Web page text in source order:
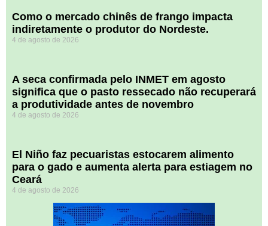
​Como o mercado chinês de frango impacta
indiretamente o produtor do Nordeste.
4 de agosto de 2026
A seca confirmada pelo INMET em agosto
significa que o pasto ressecado não recuperará
a produtividade antes de novembro
4 de agosto de 2026
El Niño faz pecuaristas estocarem alimento
para o gado e aumenta alerta para estiagem no
Ceará
4 de agosto de 2026